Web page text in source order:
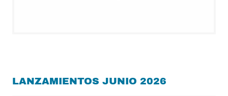
LANZAMIENTOS JUNIO 2026